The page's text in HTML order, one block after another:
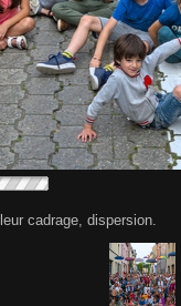
cadrage, dispersion.